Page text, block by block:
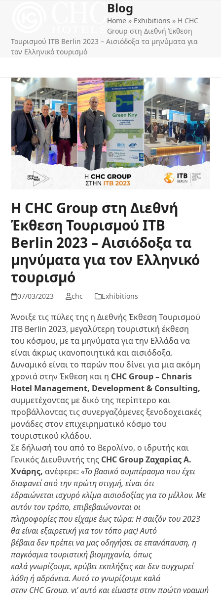
menu
menu
Blog
Home » Exhibitions » Η CHC
Group στη Διεθνή Έκθεση
Τουρισμού ITB Berlin 2023 – Αισιόδοξα τα μηνύματα για
τον Ελληνικό τουρισμό
Η CHC Group στη Διεθνή
Έκθεση Τουρισμού ITB
Berlin 2023 – Αισιόδοξα τα
μηνύματα για τον Ελληνικό
τουρισμό
07/03/2023 chc Exhibitions
Άνοιξε τις πύλες της η Διεθνής Έκθεση Τουρισμού
ITB Berlin 2023, μεγαλύτερη τουριστική έκθεση
του κόσμου, με τα μηνύματα για την Ελλάδα να
είναι άκρως ικανοποιητικά και αισιόδοξα.
Δυναμικό είναι το παρών που δίνει για μια ακόμη
χρονιά στην Έκθεση και η CHC Group – Chnaris
Hotel Management, Development & Consulting,
συμμετέχοντας με δικό της περίπτερο και
προβάλλοντας τις συνεργαζόμενες ξενοδοχειακές
μονάδες στον επιχειρηματικό κόσμο του
τουριστικού κλάδου.
Σε δήλωσή του από το Βερολίνο, ο ιδρυτής και
Γενικός Διευθυντής της CHC Group Ζαχαρίας Α.
Χνάρης, ανέφερε:«Το βασικό συμπέρασμα που έχει
διαφανεί από την πρώτη στιγμή, είναι ότι
εδραιώνεται ισχυρό κλίμα αισιοδοξίας για το μέλλον. Με
αυτόν τον τρόπο, επιβεβαιώνονται οι
πληροφορίες που είχαμε έως τώρα: Η σαιζόν του 2023
θα είναι εξαιρετική για τον τόπο μας! Αυτό
βέβαια δεν πρέπει να μας οδηγήσει σε επανάπαυση, η
παγκόσμια τουριστική βιομηχανία, όπως
καλά γνωρίζουμε, κρύβει εκπλήξεις και δεν συγχωρεί
λάθη ή αδράνεια. Αυτό το γνωρίζουμε καλά
στην CHC Group, γι’ αυτό και είμαστε στην πρώτη γραμμή